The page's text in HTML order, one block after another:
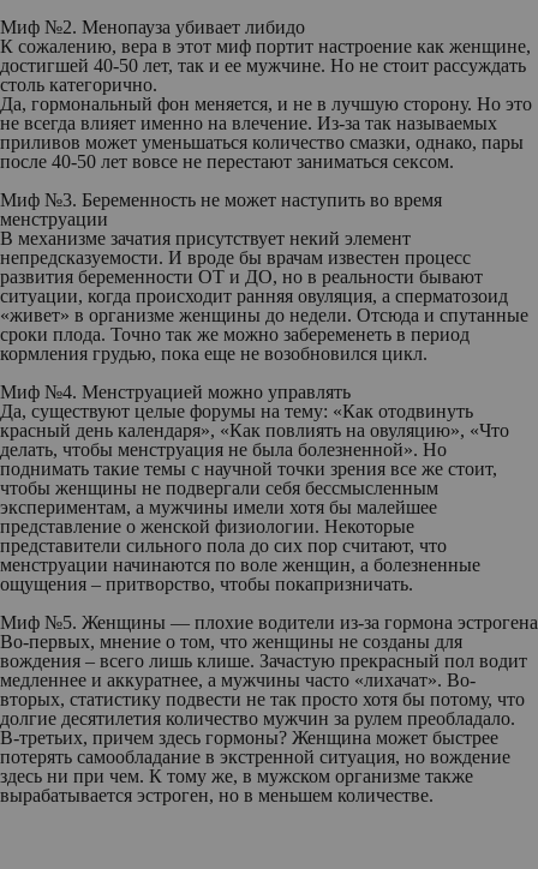
Миф №2. Менопауза убивает либидо
К сожалению, вера в этот миф портит настроение как женщине,
достигшей 40-50 лет, так и ее мужчине. Но не стоит рассуждать
столь категорично.
Да, гормональный фон меняется, и не в лучшую сторону. Но это
не всегда влияет именно на влечение. Из-за так называемых
приливов может уменьшаться количество смазки, однако, пары
после 40-50 лет вовсе не перестают заниматься сексом.
Миф №3. Беременность не может наступить во время
менструации
В механизме зачатия присутствует некий элемент
непредсказуемости. И вроде бы врачам известен процесс
развития беременности ОТ и ДО, но в реальности бывают
ситуации, когда происходит ранняя овуляция, а сперматозоид
«живет» в организме женщины до недели. Отсюда и спутанные
сроки плода. Точно так же можно забеременеть в период
кормления грудью, пока еще не возобновился цикл.
Миф №4. Менструацией можно управлять
Да, существуют целые форумы на тему: «Как отодвинуть
красный день календаря», «Как повлиять на овуляцию», «Что
делать, чтобы менструация не была болезненной». Но
поднимать такие темы с научной точки зрения все же стоит,
чтобы женщины не подвергали себя бессмысленным
экспериментам, а мужчины имели хотя бы малейшее
представление о женской физиологии. Некоторые
представители сильного пола до сих пор считают, что
менструации начинаются по воле женщин, а болезненные
ощущения – притворство, чтобы покапризничать.
Миф №5. Женщины — плохие водители из-за гормона эстрогена
Во-первых, мнение о том, что женщины не созданы для
вождения – всего лишь клише. Зачастую прекрасный пол водит
медленнее и аккуратнее, а мужчины часто «лихачат». Во-
вторых, статистику подвести не так просто хотя бы потому, что
долгие десятилетия количество мужчин за рулем преобладало.
В-третьих, причем здесь гормоны? Женщина может быстрее
потерять самообладание в экстренной ситуация, но вождение
здесь ни при чем. К тому же, в мужском организме также
вырабатывается эстроген, но в меньшем количестве.